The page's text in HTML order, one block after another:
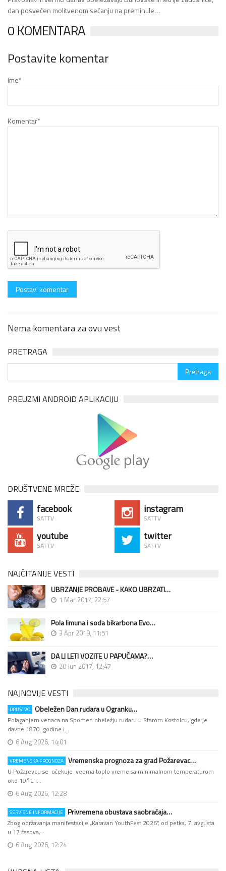
dan posvećen molitvenom sećanju na preminule…
0 KOMENTARA
Postavite komentar
Ime*
Komentar*
Nema komentara za ovu vest
PRETRAGA
PREUZMI ANDROID APLIKACIJU
DRUŠTVENE MREŽE
facebook
SATTV
instagram
SATTV
youtube
SATTV
twitter
SATTV
NAJČITANIJE VESTI
UBRZANJE PROBAVE - KAKO UBRZATI…
1 Mar 2017, 22:57
Pola limuna i soda bikarbona Evo…
3 Apr 2019, 11:51
DA LI LETI VOZITE U PAPUČAMA?…
20 Jun 2017, 12:47
NAJNOVIJE VESTI
DRUŠTVO Obeležen Dan rudara u Ogranku…
Polaganjem venaca na Spomen obeležju rudaru u Starom Kostolcu, gde je
davne 1870. godine i…
6 Aug 2026, 14:01
VREMENSKA PROGNOZA Vremenska prognoza za grad Požarevac…
U Požarevcu se očekuje veoma toplo vreme sa minimalnom temperaturom
oko 19°C i…
6 Aug 2026, 12:28
SERVISNE INFORMACIJE Privremena obustava saobraćaja…
Zbog održavanja manifestacije „Karavan YouthFest 2026“, od petka, 7. avgusta
u 17 časova,…
6 Aug 2026, 12:24